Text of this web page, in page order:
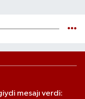
mesajı verdi: